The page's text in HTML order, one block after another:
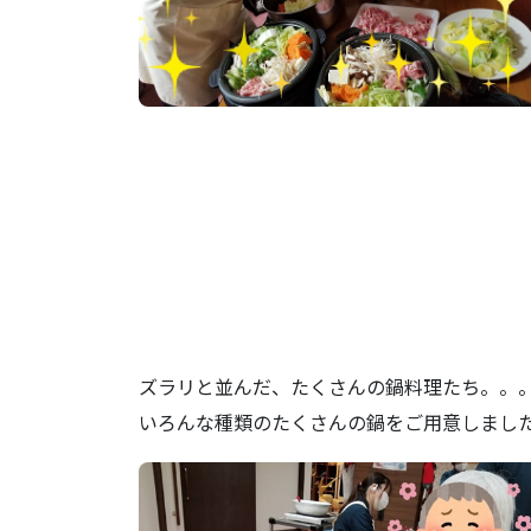
ズラリと並んだ、たくさんの鍋料理たち。。
いろんな種類のたくさんの鍋をご用意しまし